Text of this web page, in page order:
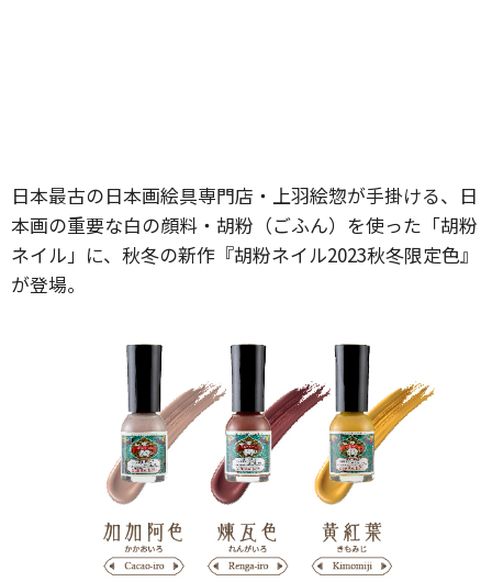
日本最古の日本画絵具専門店・上羽絵惣が手掛ける、日
本画の重要な白の顔料・胡粉（ごふん）を使った「胡粉
ネイル」に、秋冬の新作『胡粉ネイル2023秋冬限定色』
が登場。